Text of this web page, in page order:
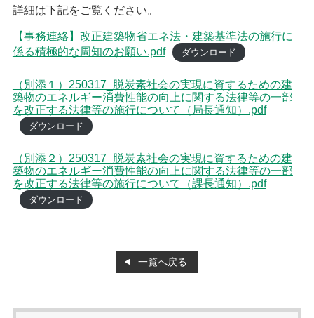
耐震業務
会員紹介
協力会員
お知らせ
お知らせ
耐震化のすすめ
登録の申請（新規・更新）
廃業等の届出
登録証明書・閲覧
設計等の業務に関する報告書
標識の掲示
耐震業務
耐震評定委員会等開催日程
耐震評定関係書類
講習会・セミナー編
その他サービス編
詳細は下記をご覧ください。
【事務連絡】改正建築物省エネ法・建築基準法の施行に
係る積極的な周知のお願い.pdf
ダウンロード
（別添１）250317_脱炭素社会の実現に資するための建
築物のエネルギー消費性能の向上に関する法律等の一部
を改正する法律等の施行について（局長通知）.pdf
ダウンロード
（別添２）250317_脱炭素社会の実現に資するための建
築物のエネルギー消費性能の向上に関する法律等の一部
を改正する法律等の施行について（課長通知）.pdf
ダウンロード
一覧へ戻る